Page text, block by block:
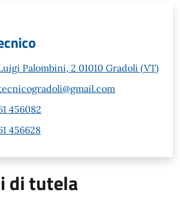
Palombini, 2 01010 Gradoli (VT)
456082
456628
di tutela